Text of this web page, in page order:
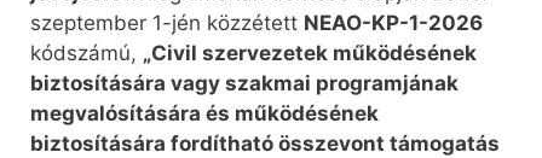
szeptember 1-jén közzétett NEAO-KP-1-2026
kódszámú, „Civil szervezetek működésének
biztosítására vagy szakmai programjának
megvalósítására és működésének
biztosítására fordítható összevont támogatás